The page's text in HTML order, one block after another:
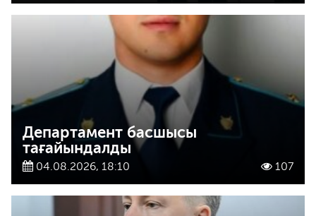
Департамент басшысы
тағайындалды
04.08.2026, 18:10 107